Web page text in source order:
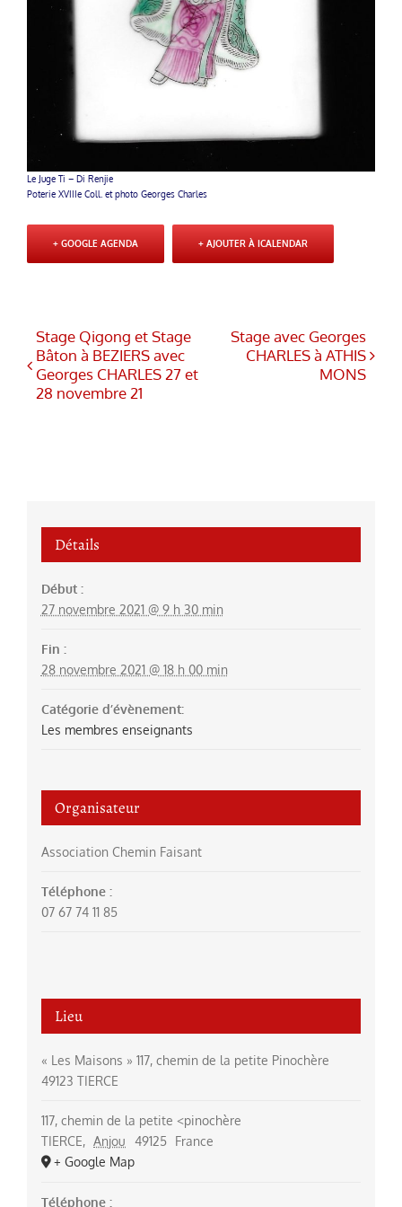
Le Juge Ti – Di Renjie
Poterie XVIIIe Coll. et photo Georges Charles
+ GOOGLE AGENDA + AJOUTER À ICALENDAR
Stage Qigong et Stage
Bâton à BEZIERS avec
Georges CHARLES 27 et
28 novembre 21
Stage avec Georges
CHARLES à ATHIS
MONS
Détails
Début :
27 novembre 2021 @ 9 h 30 min
Fin :
28 novembre 2021 @ 18 h 00 min
Catégorie d’évènement:
Les membres enseignants
Organisateur
Association Chemin Faisant
Téléphone :
07 67 74 11 85
Lieu
« Les Maisons » 117, chemin de la petite Pinochère
49123 TIERCE
117, chemin de la petite <pinochère
TIERCE, Anjou 49125
France
+ Google Map
Téléphone :